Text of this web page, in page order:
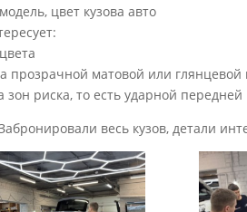
цвет кузова авто
прозрачной матовой или глянцевой
риска, то есть ударной передней
весь кузов, детали